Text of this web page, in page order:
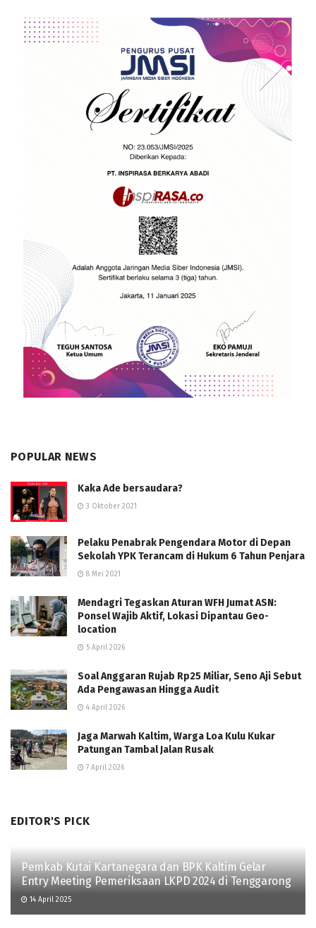
POPULAR NEWS
Kaka Ade bersaudara?
3 Oktober 2021
Pelaku Penabrak Pengendara Motor di Depan
Sekolah YPK Terancam di Hukum 6 Tahun Penjara
8 Mei 2021
Mendagri Tegaskan Aturan WFH Jumat ASN:
Ponsel Wajib Aktif, Lokasi Dipantau Geo-
location
5 April 2026
Soal Anggaran Rujab Rp25 Miliar, Seno Aji Sebut
Ada Pengawasan Hingga Audit
4 April 2026
Jaga Marwah Kaltim, Warga Loa Kulu Kukar
Patungan Tambal Jalan Rusak
7 April 2026
EDITOR'S PICK
Pemkab Kutai Kartanegara dan BPK Kaltim Gelar
Entry Meeting Pemeriksaan LKPD 2024 di Tenggarong
14 April 2025